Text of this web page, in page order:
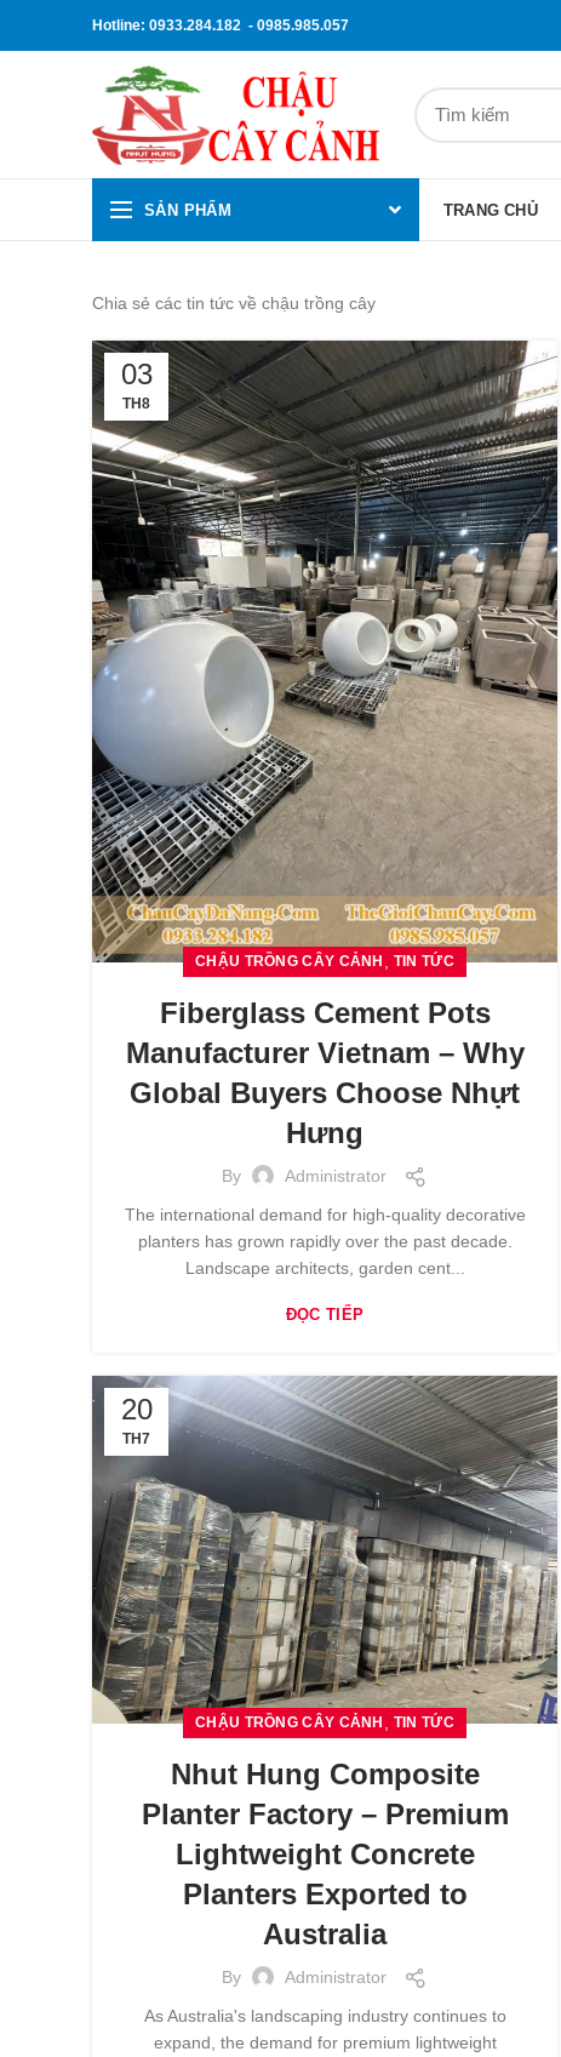
Hotline: 0933.284.182 - 0985.985.057
SẢN PHẨM TRANG CHỦ
Chia sẻ các tin tức về chậu trồng cây
03
TH8
CHẬU TRỒNG CÂY CẢNH TIN TỨC
Fiberglass Cement Pots
Manufacturer Vietnam – Why
Global Buyers Choose Nhựt
Hưng
By
Administrator
The international demand for high-quality decorative
planters has grown rapidly over the past decade.
Landscape architects, garden cent...
ĐỌC TIẾP
20
TH7
CHẬU TRỒNG CÂY CẢNH TIN TỨC
Nhut Hung Composite
Planter Factory – Premium
Lightweight Concrete
Planters Exported to
Australia
By
Administrator
As Australia's landscaping industry continues to
expand, the demand for premium lightweight